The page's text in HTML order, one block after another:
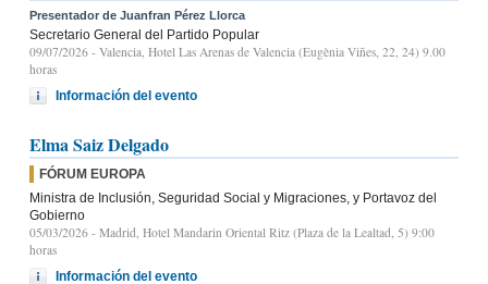
Presentador de Juanfran Pérez Llorca
Secretario General del Partido Popular
09/07/2026 - Valencia, Hotel Las Arenas de Valencia (Eugènia Viñes, 22, 24) 9.00
horas
Información del evento
Elma Saiz Delgado
FÓRUM EUROPA
Ministra de Inclusión, Seguridad Social y Migraciones, y Portavoz del
Gobierno
05/03/2026 - Madrid, Hotel Mandarin Oriental Ritz (Plaza de la Lealtad, 5) 9:00
horas
Información del evento